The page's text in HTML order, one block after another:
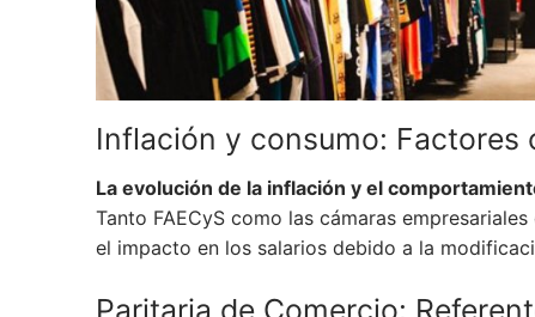
Inflación y consumo: Factores
La evolución de la inflación y el
Tanto FAECyS como las cámaras
el impacto en los salarios debido a la
Paritaria de Comercio: